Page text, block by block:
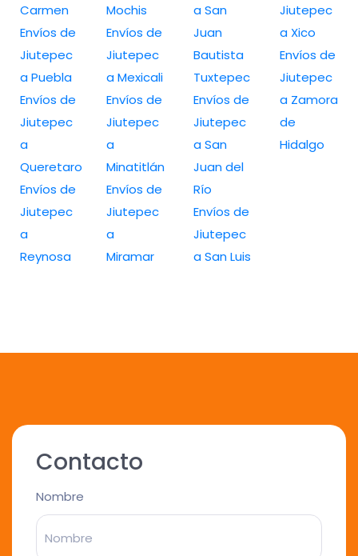
Carmen
Envíos de
Jiutepec
a Puebla
Envíos de
Jiutepec
a
Queretaro
Envíos de
Jiutepec
a
Reynosa
Mochis
Envíos de
Jiutepec
a Mexicali
Envíos de
Jiutepec
a
Minatitlán
Envíos de
Jiutepec
a
Miramar
a San
Juan
Bautista
Tuxtepec
Envíos de
Jiutepec
a San
Juan del
Río
Envíos de
Jiutepec
a San Luis
Jiutepec
a Xico
Envíos de
Jiutepec
a Zamora
de
Hidalgo
Contacto
Nombre